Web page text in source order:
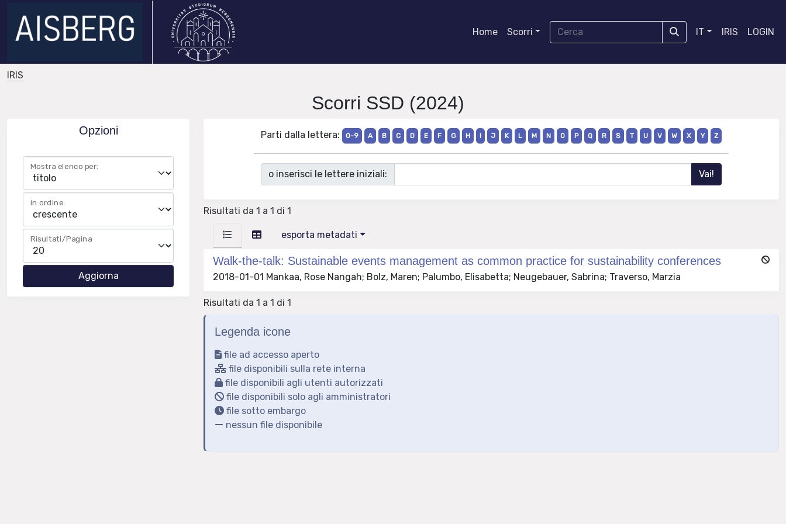
Home Scorri IT IRIS LOGIN
IRIS
Scorri SSD (2024)
Opzioni
Mostra elenco per:
in ordine:
Risultati/Pagina
Parti dalla lettera: 0-9 A B C D E F G H I J K L M N O P Q R S T U V W X Y Z
o inserisci le lettere iniziali:
Risultati da 1 a 1 di 1
esporta metadati
Walk-the-talk: Sustainable events management as common practice for sustainability conferences
2018-01-01 Mankaa, Rose Nangah; Bolz, Maren; Palumbo, Elisabetta; Neugebauer, Sabrina; Traverso, Marzia
Risultati da 1 a 1 di 1
Legenda icone
file ad accesso aperto
file disponibili sulla rete interna
file disponibili agli utenti autorizzati
file disponibili solo agli amministratori
file sotto embargo
nessun file disponibile